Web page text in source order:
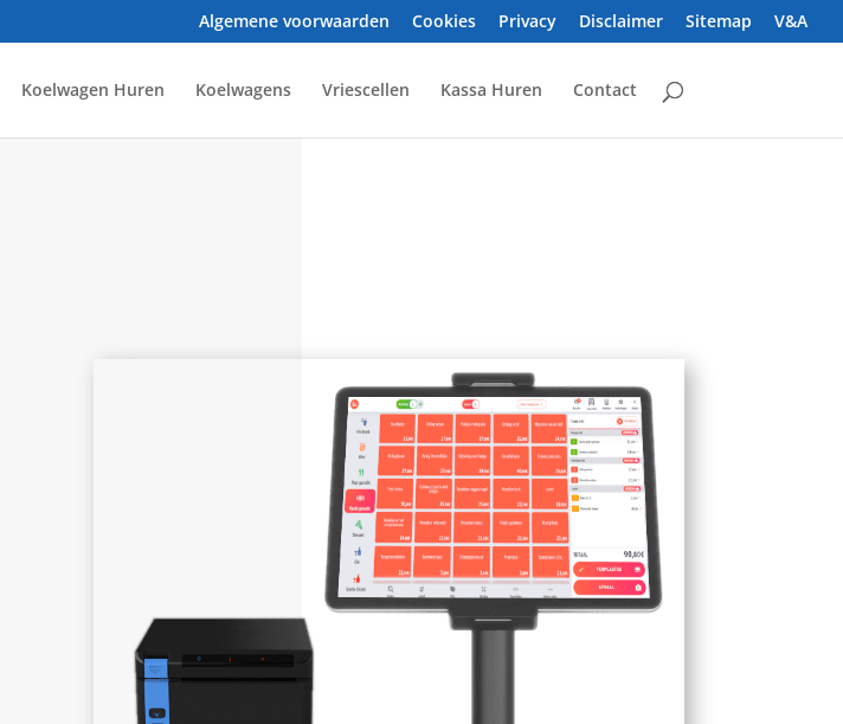
Algemene voorwaarden Cookies Privacy Disclaimer Sitemap V&A
Koelwagen Huren Koelwagens Vriescellen Kassa Huren Contact